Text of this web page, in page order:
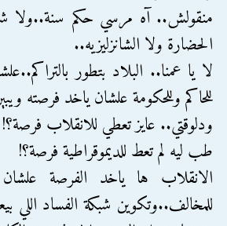
منقولش.. آه مرسي حكم سنة..ولا
الحضارة ولا الشانزليزيه..
لا يا عمنا.. البلاد بتطور
للحاكم وللحكومة علشان ياخد فرصته
ودلوقتي.. عايز تعطي للانقلاب فرصة؟!
طب ليه لم تعط للديموقراطية فرصة؟!
الانقلاب ها ياخد الفرصة
للمخالف..وتكوين شبكة الفساد اللي